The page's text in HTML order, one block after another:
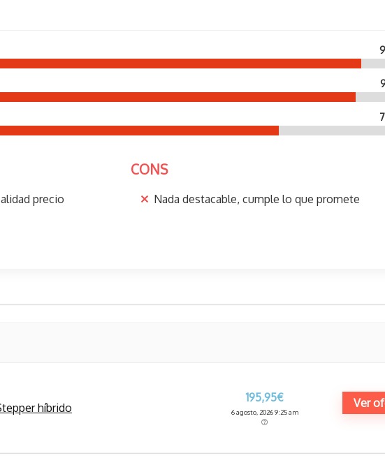
precio
CONS
Nada destacable, cumple lo que promete
híbrido
195,95€
6 agosto, 2026 9:25 am
Ver